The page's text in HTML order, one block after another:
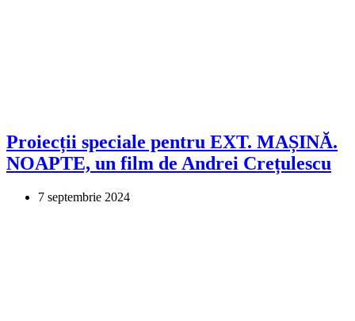
Proiecții speciale pentru EXT. MAȘINĂ.
NOAPTE, un film de Andrei Crețulescu
7 septembrie 2024